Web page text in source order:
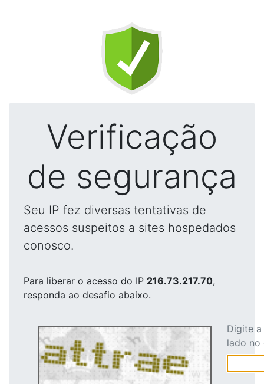
Verificação
de segurança
Seu IP fez diversas tentativas de
acessos suspeitos a sites hospedados
conosco.
Para liberar o acesso do IP 216.73.217.70,
responda ao desafio abaixo.
Digite
lado no